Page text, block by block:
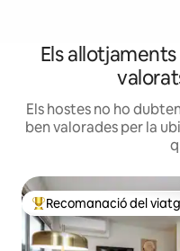
Els
Els hostes no ho
ben valorades per la
Principals
Recomanació del